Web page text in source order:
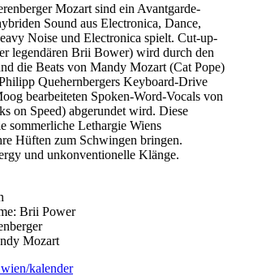
Mozart sind ein Avantgarde-
Sound aus Electronica, Dance,
Noise und Electronica spielt. Cut-up-
legendären Brii Bower) wird durch den
die Beats von Mandy Mozart (Cat Pope)
Quehernbergers Keyboard-Drive
bearbeiteten Spoken-Word-Vocals von
on Speed) abgerundet wird. Diese
sommerliche Lethargie Wiens
Hüften zum Schwingen bringen.
und unkonventionelle Klänge.
Brii Power
Mozart
kalender